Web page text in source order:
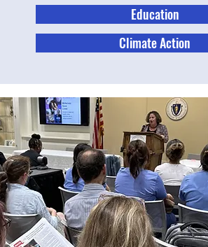
Education
Climate Action